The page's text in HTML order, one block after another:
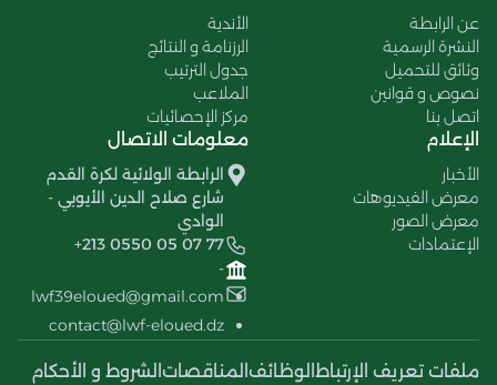
عن الرابطة
النشرة الرسمية
وثائق للتحميل
نصوص و قوانين
اتصل بنا
الأندية
الرزنامة و النتائج
جدول الترتيب
الملاعب
مركز الإحصائيات
الإعلام
الأخبار
معرض الفيديوهات
معرض الصور
الإعتمادات
معلومات الاتصال
الرابطة الولائية لكرة القدم
شارع صلاح الدين الأيوبي -
الوادي
+213 0550 05 07 77
-
lwf39eloued@gmail.com
contact@lwf-eloued.dz
ملفات تعريف الإرتباط الوظائف المناقصات الشروط و الأحكام